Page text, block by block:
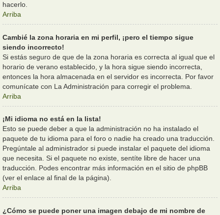
hacerlo.
Arriba
Cambié la zona horaria en mi perfil, ¡pero el tiempo sigue
siendo incorrecto!
Si estás seguro de que de la zona horaria es correcta al igual que el
horario de verano establecido, y la hora sigue siendo incorrecta,
entonces la hora almacenada en el servidor es incorrecta. Por favor
comunícate con La Administración para corregir el problema.
Arriba
¡Mi idioma no está en la lista!
Esto se puede deber a que la administración no ha instalado el
paquete de tu idioma para el foro o nadie ha creado una traducción.
Pregúntale al administrador si puede instalar el paquete del idioma
que necesita. Si el paquete no existe, sentíte libre de hacer una
traducción. Podes encontrar más información en el sitio de phpBB
(ver el enlace al final de la página).
Arriba
¿Cómo se puede poner una imagen debajo de mi nombre de